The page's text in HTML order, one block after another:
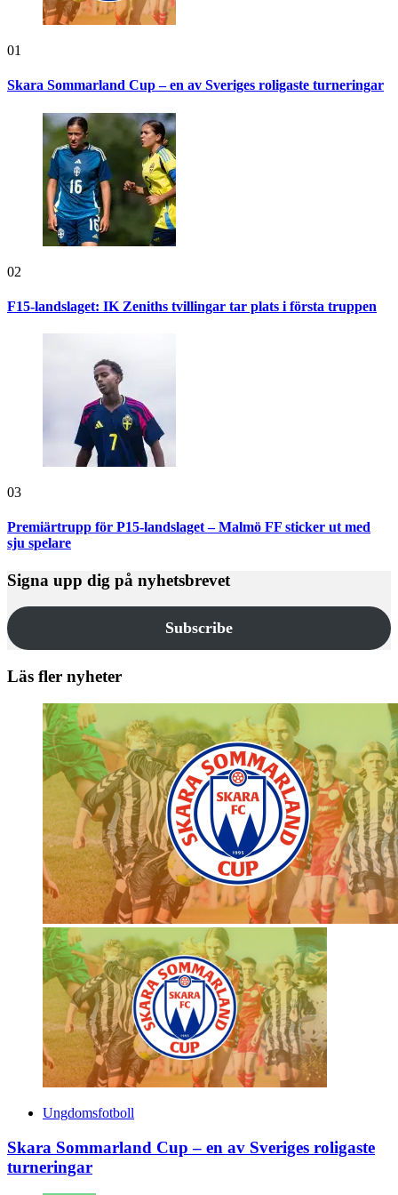
01
Skara Sommarland Cup – en av Sveriges roligaste turneringar
02
F15-landslaget: IK Zeniths tvillingar tar plats i första truppen
03
Premiärtrupp för P15-landslaget – Malmö FF sticker ut med
sju spelare
Signa upp dig på nyhetsbrevet
Subscribe
Läs fler nyheter
Ungdomsfotboll
Skara Sommarland Cup – en av Sveriges roligaste
turneringar